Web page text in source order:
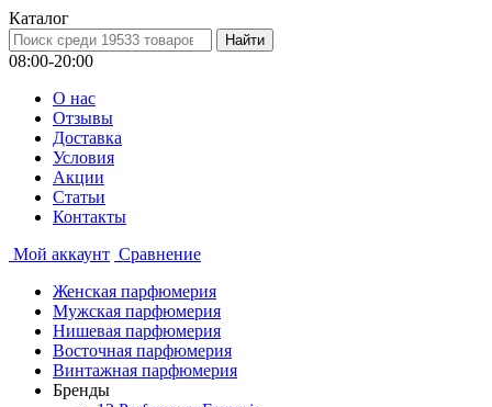
Каталог
08:00-20:00
О нас
Отзывы
Доставка
Условия
Aкции
Статьи
Контакты
Мой аккаунт Сравнение
Женская парфюмерия
Мужская парфюмерия
Нишевая парфюмерия
Восточная парфюмерия
Винтажная парфюмерия
Бренды